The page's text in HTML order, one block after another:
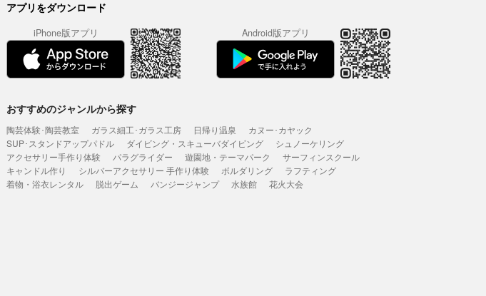
アプリをダウンロード
iPhone版アプリ Android版アプリ
おすすめのジャンルから探す
陶芸体験･陶芸教室 ガラス細工･ガラス工房 日帰り温泉
カヌー･カヤック
SUP･スタンドアップパドル
ダイビング・スキューバダイビング
シュノーケリング
アクセサリー手作り体験
パラグライダー 遊園地・テーマパーク
サーフィンスクール
キャンドル作り
シルバーアクセサリー 手作り体験 ボルダリング
ラフティング
着物・浴衣レンタル
脱出ゲーム バンジージャンプ 水族館 花火大会